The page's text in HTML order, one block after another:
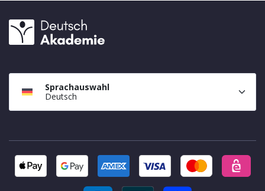
Sprachauswahl
Deutsch